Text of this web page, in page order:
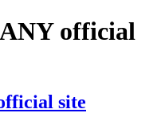
official
site